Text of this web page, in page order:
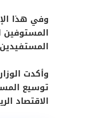
وفي هذا
وأكدت
توسيع
الاقتصاد